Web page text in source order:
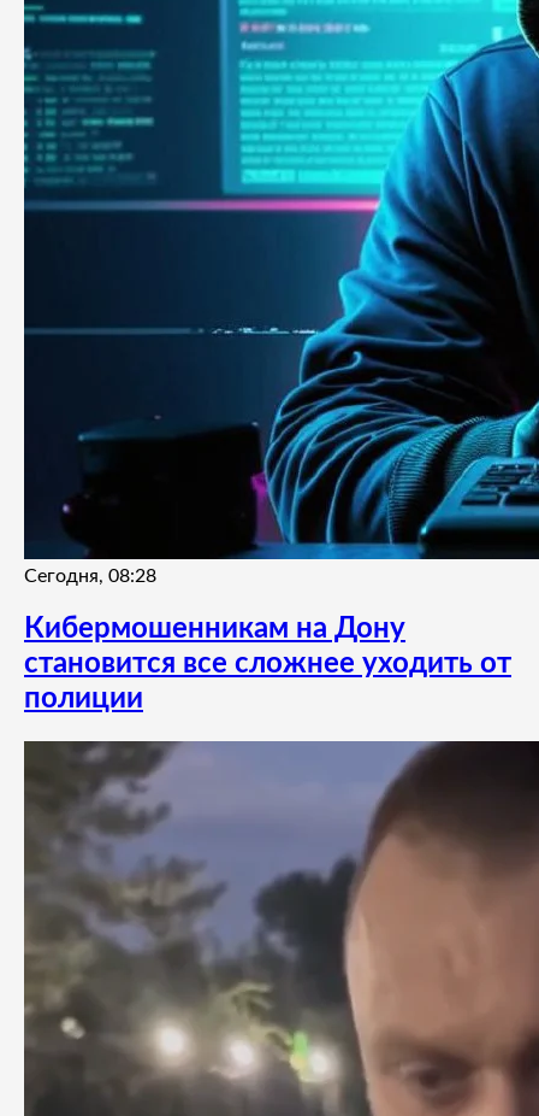
Сегодня, 08:28
Кибермошенникам на Дону
становится все сложнее уходить от
полиции